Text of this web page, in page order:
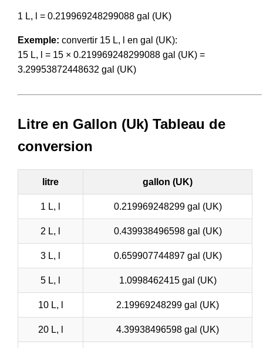
1 L, l = 0.219969248299088 gal (UK)
Exemple: convertir 15 L, l en gal (UK):
15 L, l = 15 × 0.219969248299088 gal (UK) =
3.29953872448632 gal (UK)
Litre en Gallon (Uk) Tableau de
conversion
litre gallon (UK)
1 L, l 0.219969248299 gal (UK)
2 L, l 0.439938496598 gal (UK)
3 L, l 0.659907744897 gal (UK)
5 L, l 1.0998462415 gal (UK)
10 L, l 2.19969248299 gal (UK)
20 L, l 4.39938496598 gal (UK)